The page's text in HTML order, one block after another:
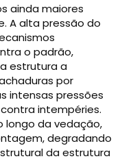
ainda maiores
A alta pressão do
o padrão,
estrutura a
por
intensas pressões
intempéries.
longo da vedação,
degradando
da estrutura